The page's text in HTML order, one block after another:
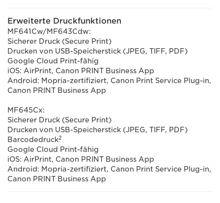
Erweiterte Druckfunktionen
MF641Cw/MF643Cdw:
Sicherer Druck (Secure Print)
Drucken von USB-Speicherstick (JPEG, TIFF, PDF)
Google Cloud Print-fähig
iOS: AirPrint, Canon PRINT Business App
Android: Mopria-zertifiziert, Canon Print Service Plug-in,
Canon PRINT Business App
MF645Cx:
Sicherer Druck (Secure Print)
Drucken von USB-Speicherstick (JPEG, TIFF, PDF)
Barcodedruck2
Google Cloud Print-fähig
iOS: AirPrint, Canon PRINT Business App
Android: Mopria-zertifiziert, Canon Print Service Plug-in,
Canon PRINT Business App